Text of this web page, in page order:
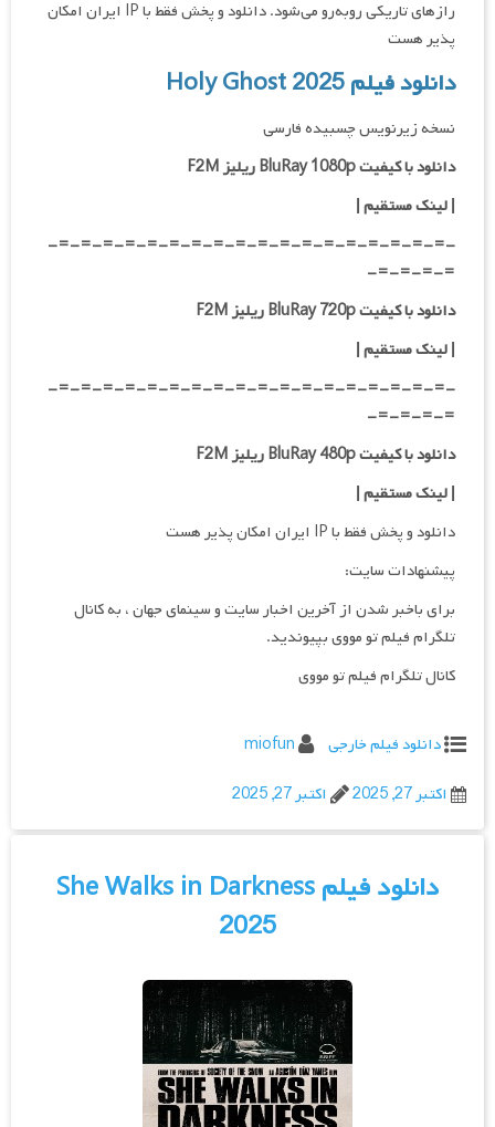
رازهای تاریکی روبه‌رو می‌شود. دانلود و پخش فقط با IP ایران امکان
پذیر هست
دانلود فیلم Holy Ghost 2025
نسخه زیرنویس چسبیده فارسی
دانلود با کیفیت BluRay 1080p ریلیز F2M
| لینک مستقیم |
-=-=-=-=-=-=-=-=-=-=-=-=-=-=-=-=-=-=-
=-=-=-=-
دانلود با کیفیت BluRay 720p ریلیز F2M
| لینک مستقیم |
-=-=-=-=-=-=-=-=-=-=-=-=-=-=-=-=-=-=-
=-=-=-=-
دانلود با کیفیت BluRay 480p ریلیز F2M
| لینک مستقیم |
دانلود و پخش فقط با IP ایران امکان پذیر هست
پیشنهادات سایت:
برای باخبر شدن از آخرین اخبار سایت و سینمای جهان ، به کانال
تلگرام فیلم تو مووی بپیوندید.
کانال تلگرام فیلم تو مووی
دانلود فیلم خارجی
miofun
اکتبر 27, 2025
اکتبر 27, 2025
دانلود فیلم She Walks in Darkness
2025